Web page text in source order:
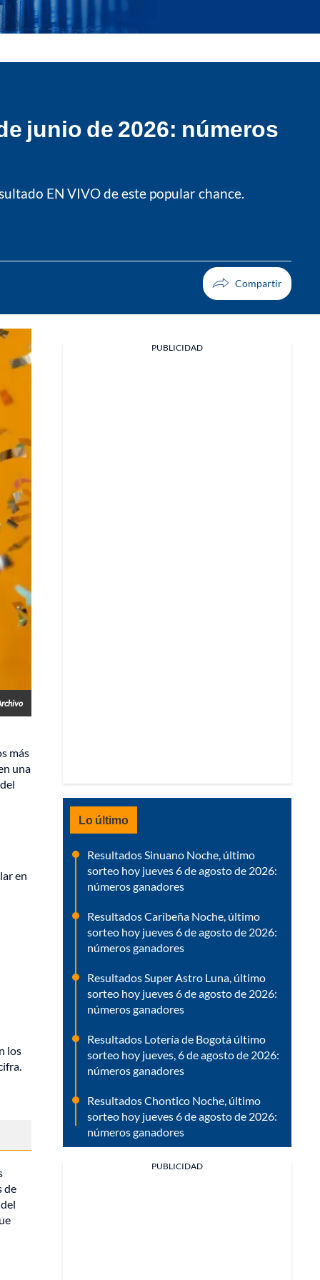
junio de 2026: números
EN VIVO de este popular chance.
más
una
en
los
de
PUBLICIDAD
Lo último
Resultados Sinuano Noche, último
sorteo hoy jueves 6 de agosto de 2026:
números ganadores
Resultados Caribeña Noche, último
sorteo hoy jueves 6 de agosto de 2026:
números ganadores
Resultados Super Astro Luna, último
sorteo hoy jueves 6 de agosto de 2026:
números ganadores
Resultados Lotería de Bogotá último
sorteo hoy jueves, 6 de agosto de 2026:
números ganadores
Resultados Chontico Noche, último
sorteo hoy jueves 6 de agosto de 2026:
números ganadores
PUBLICIDAD